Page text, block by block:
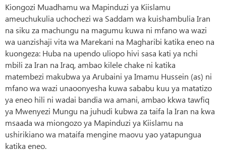
Kiongozi Muadhamu wa Mapinduzi ya Kiislamu
ameuchukulia uchochezi wa Saddam wa kuishambulia Iran
na siku za machungu na magumu kuwa ni mfano wa wazi
wa uanzishaji vita wa Marekani na Magharibi katika eneo na
kuongeza: Huba na upendo uliopo hivi sasa kati ya nchi
mbili za Iran na Iraq, ambao kilele chake ni katika
matembezi makubwa ya Arubaini ya Imamu Hussein (as) ni
mfano wa wazi unaoonyesha kuwa sababu kuu ya matatizo
ya eneo hili ni wadai bandia wa amani, ambao kkwa tawfiq
ya Mwenyezi Mungu na juhudi kubwa za taifa la Iran na kwa
msaada wa miongozo ya Mapinduzi ya Kiislamu na
ushirikiano wa mataifa mengine maovu yao yatapungua
katika eneo.